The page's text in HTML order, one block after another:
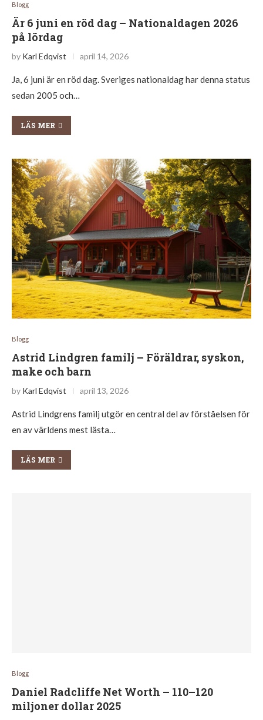
Blogg
Är 6 juni en röd dag – Nationaldagen 2026
på lördag
by Karl Edqvist april 14, 2026
Ja, 6 juni är en röd dag. Sveriges nationaldag har denna status
sedan 2005 och…
LÄS MER
Blogg
Astrid Lindgren familj – Föräldrar, syskon,
make och barn
by Karl Edqvist april 13, 2026
Astrid Lindgrens familj utgör en central del av förståelsen för
en av världens mest lästa…
LÄS MER
Blogg
Daniel Radcliffe Net Worth – 110–120
miljoner dollar 2025